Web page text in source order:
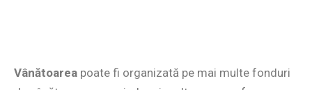
Vânătoarea poate fi organizată pe mai multe fonduri